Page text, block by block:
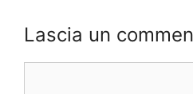
Lascia un